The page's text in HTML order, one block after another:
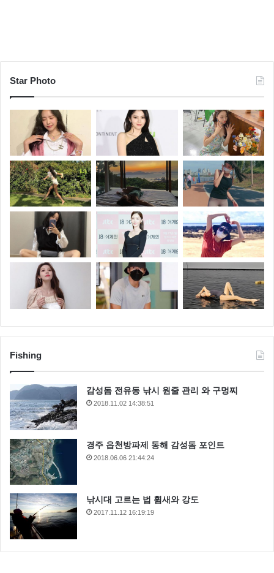
Star Photo
Fishing
감성돔 전유동 낚시 원줄 관리 와 구멍찌
2018.11.02 14:38:51
경주 읍천방파제 동해 감성돔 포인트
2018.06.06 21:44:24
낚시대 고르는 법 휨새와 강도
2017.11.12 16:19:19